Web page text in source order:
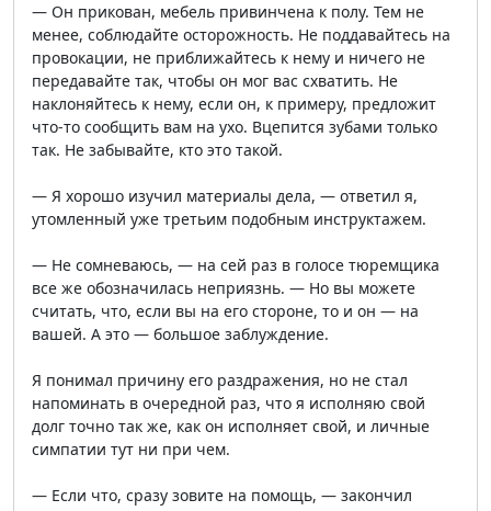
— Он прикован, мебель привинчена к полу. Тем не
менее, соблюдайте осторожность. Не поддавайтесь на
провокации, не приближайтесь к нему и ничего не
передавайте так, чтобы он мог вас схватить. Не
наклоняйтесь к нему, если он, к примеру, предложит
что-то сообщить вам на ухо. Вцепится зубами только
так. Не забывайте, кто это такой.
— Я хорошо изучил материалы дела, — ответил я,
утомленный уже третьим подобным инструктажем.
— Не сомневаюсь, — на сей раз в голосе тюремщика
все же обозначилась неприязнь. — Но вы можете
считать, что, если вы на его стороне, то и он — на
вашей. А это — большое заблуждение.
Я понимал причину его раздражения, но не стал
напоминать в очередной раз, что я исполняю свой
долг точно так же, как он исполняет свой, и личные
симпатии тут ни при чем.
— Если что, сразу зовите на помощь, — закончил